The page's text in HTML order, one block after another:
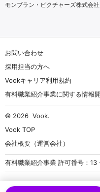
モンブラン・ピクチャーズ株式会社
お問い合わせ
採用担当の方へ
Vookキャリア利用規約
有料職業紹介事業に関する情報
© 2026 Vook.
Vook TOP
会社概要（運営会社）
有料職業紹介事業 許可番号：13